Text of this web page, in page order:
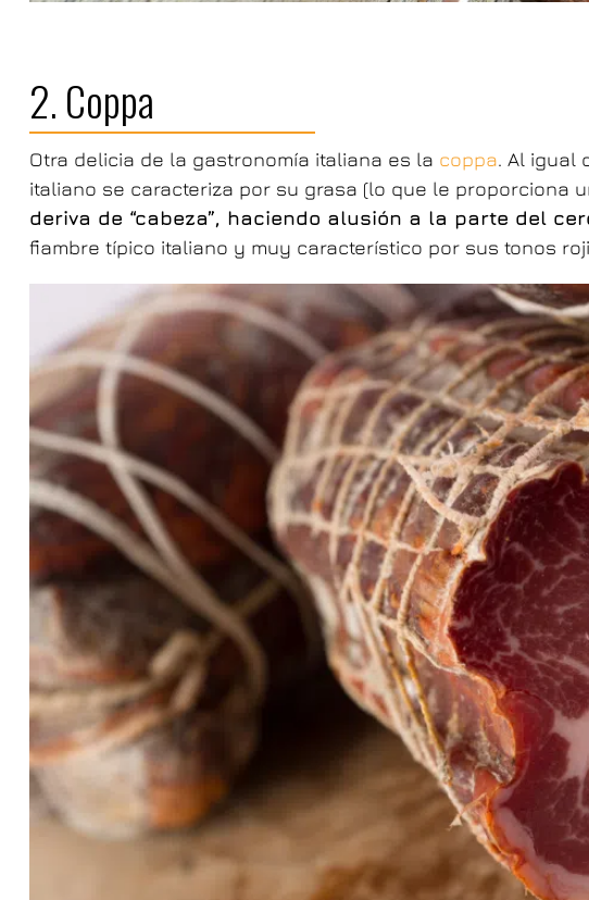
2. Coppa
Otra delicia de la gastronomía italiana es la coppa. Al igual
italiano se caracteriza por su grasa (lo que le proporciona
deriva de “cabeza”, haciendo alusión a la parte del
fiambre típico italiano y muy característico por sus tonos